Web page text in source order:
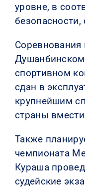
уровне, в
Соревнования
спортивном
сдан в
крупнейшим
страны
Также
чемпионата
Кураша
судейские